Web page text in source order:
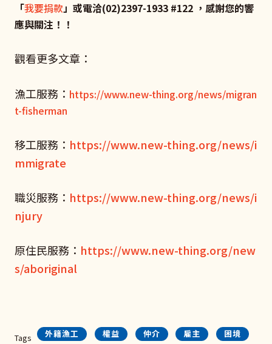
「我要捐款」或電洽(02)2397-1933 #122 ，感謝您的響
應與關注！！
觀看更多文章：
漁工服務： https://www.new-thing.org/news/migran
t-fisherman
移工服務： https://www.new-thing.org/news/i
mmigrate
職災服務： https://www.new-thing.org/news/i
njury
原住民服務： https://www.new-thing.org/new
s/aboriginal
Tags 外籍漁工 權益 仲介 雇主 困境